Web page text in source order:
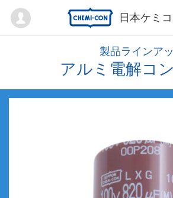
日本ケミ
Mypage
製品ラインア
アルミ電解コ